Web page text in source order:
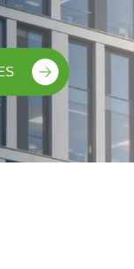
H
ot
D
ri
n
k
P